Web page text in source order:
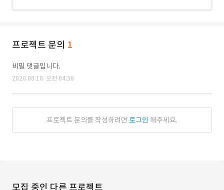
프로젝트 문의 1
비밀 댓글입니다.
2020.08.10. 오전 04:36
프로젝트 문의를 작성하려면 로그인 해주세요.
모집 중인 다른 프로젝트